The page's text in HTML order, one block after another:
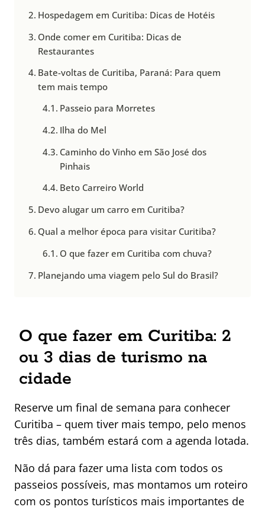
Hospedagem em Curitiba: Dicas de Hotéis
Onde comer em Curitiba: Dicas de
Restaurantes
Bate-voltas de Curitiba, Paraná: Para quem
tem mais tempo
Passeio para Morretes
Ilha do Mel
Caminho do Vinho em São José dos
Pinhais
Beto Carreiro World
Devo alugar um carro em Curitiba?
Qual a melhor época para visitar Curitiba?
O que fazer em Curitiba com chuva?
Planejando uma viagem pelo Sul do Brasil?
O que fazer em Curitiba: 2
ou 3 dias de turismo na
cidade
Reserve um final de semana para conhecer
Curitiba – quem tiver mais tempo, pelo menos
três dias, também estará com a agenda lotada.
Não dá para fazer uma lista com todos os
passeios possíveis, mas montamos um roteiro
com os pontos turísticos mais importantes de